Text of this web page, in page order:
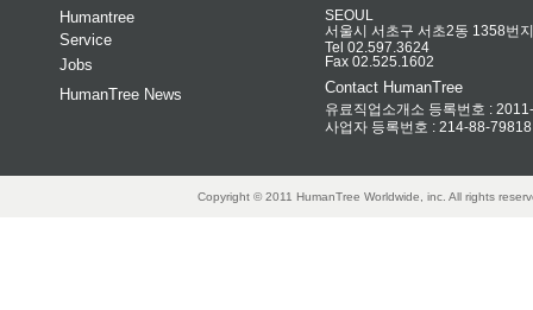
Humantree
Service
Jobs
HumanTree News
SEOUL
서울시 서초구 서초2동 1358번
Tel 02.597.3624
Fax 02.525.1602
Contact HumanTree
유료직업소개소 등록번호 :
사업자 등록번호 : 214-88-79818
Copyright © 2011 HumanTree Worldwide, inc. All rights